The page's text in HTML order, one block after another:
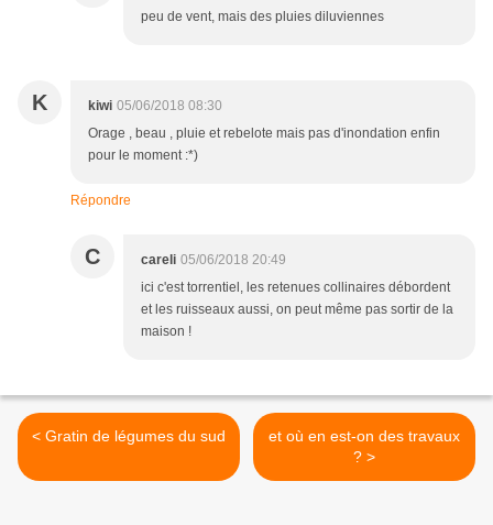
peu de vent, mais des pluies diluviennes
K kiwi 05/06/2018 08:30
Orage , beau , pluie et rebelote mais pas d'inondation enfin
pour le moment :*)
Répondre
C careli 05/06/2018 20:49
ici c'est torrentiel, les retenues collinaires débordent
et les ruisseaux aussi, on peut même pas sortir de la
maison !
< Gratin de légumes du sud
et où en est-on des travaux
? >